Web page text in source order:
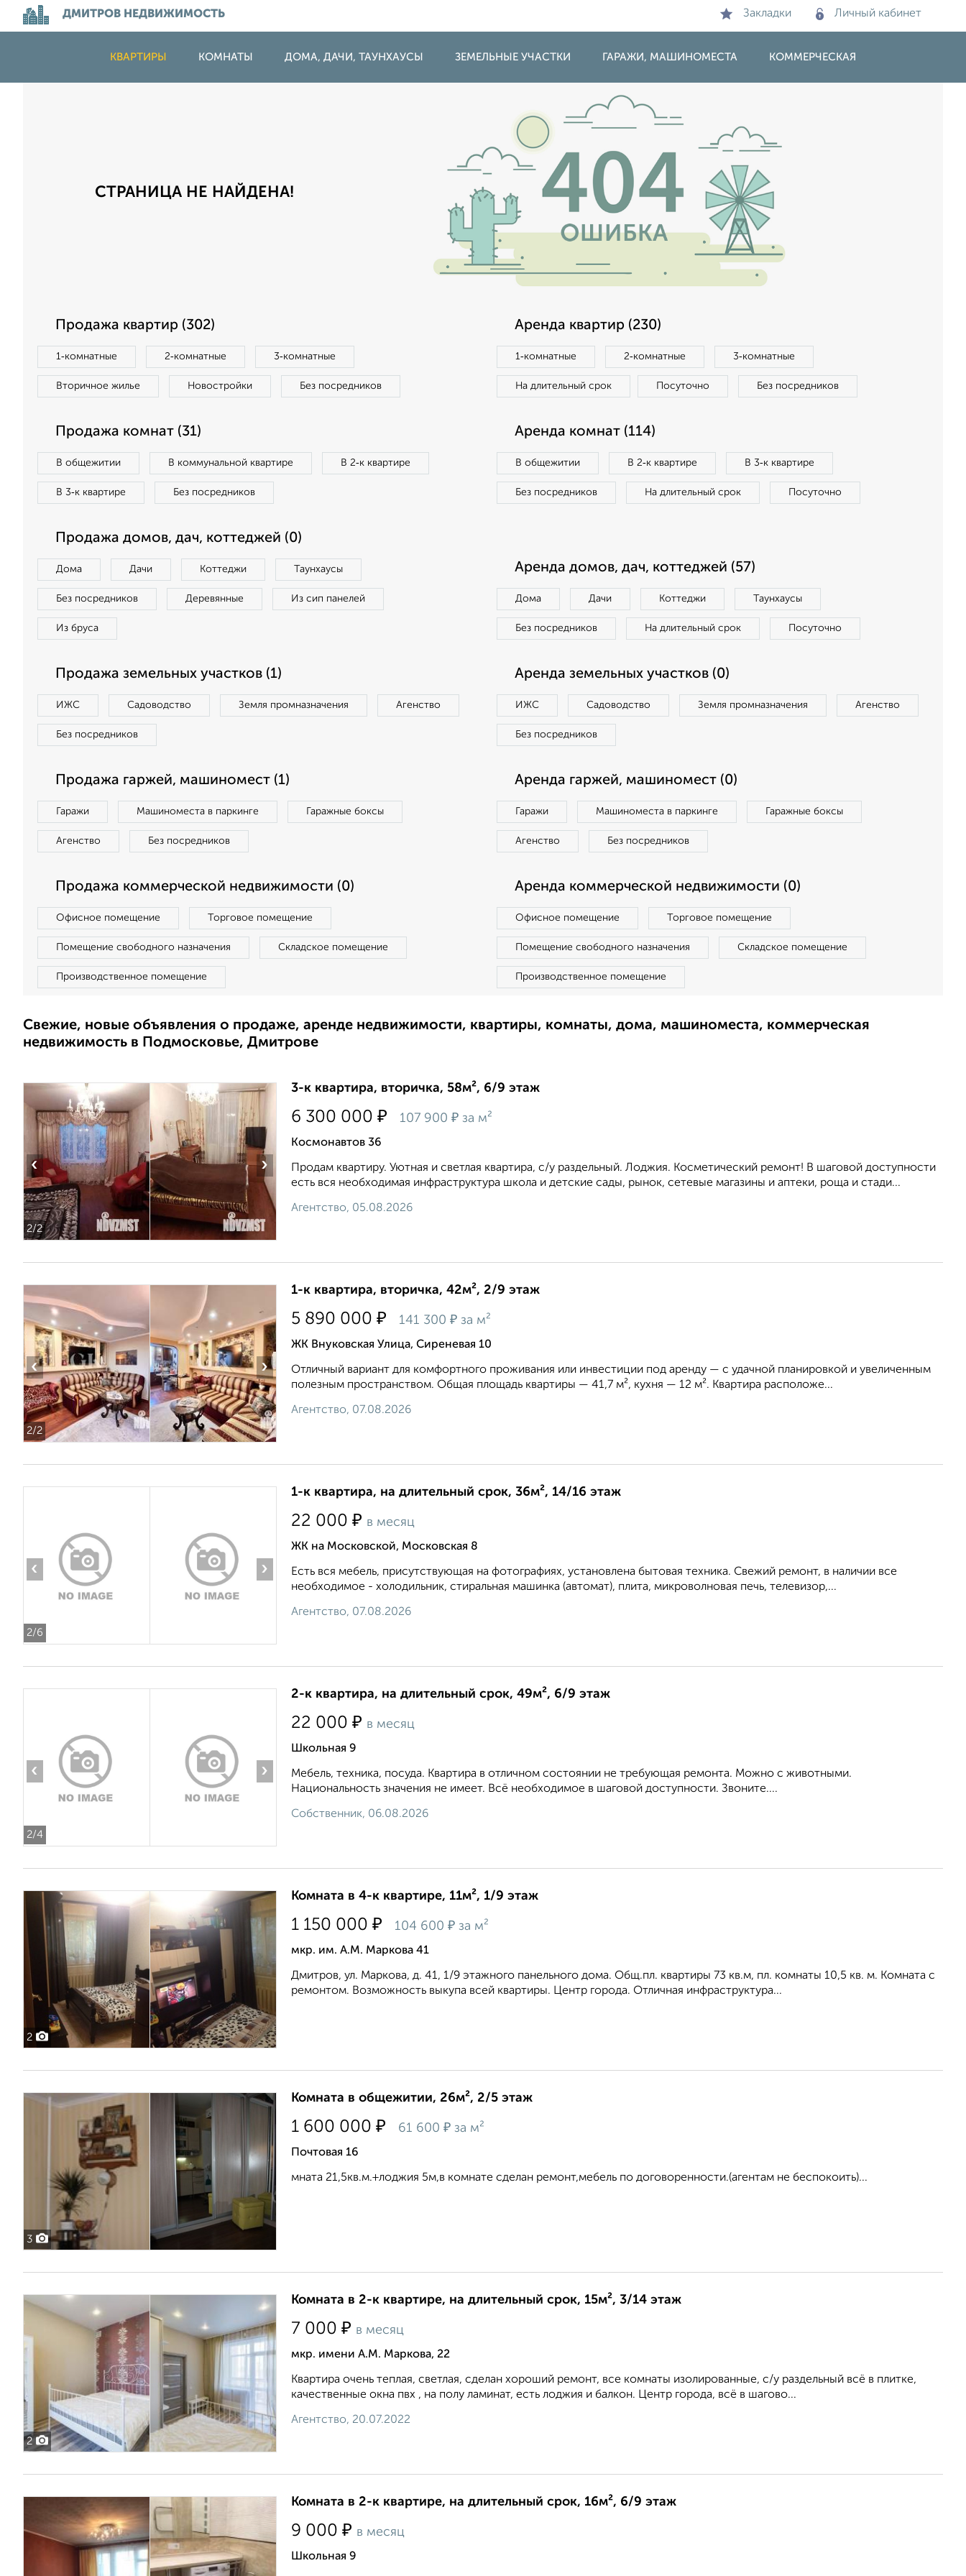
ДМИТРОВ НЕДВИЖИМОСТЬ Закладки Личный кабинет
КВАРТИРЫ КОМНАТЫ ДОМА, ДАЧИ, ТАУНХАУСЫ ЗЕМЕЛЬНЫЕ УЧАСТКИ ГАРАЖИ, МАШИНОМЕСТА КОММЕРЧЕСКАЯ
СТРАНИЦА НЕ НАЙДЕНА!
Продажа квартир (302)
1‑комнатные 2‑комнатные 3‑комнатные
Вторичное жилье Новостройки Без посредников
Аренда квартир (230)
1‑комнатные 2‑комнатные 3‑комнатные
На длительный срок Посуточно Без посредников
Продажа комнат (31)
В общежитии В коммунальной квартире В 2‑к квартире
В 3‑к квартире Без посредников
Аренда комнат (114)
В общежитии В 2‑к квартире В 3‑к квартире
Без посредников На длительный срок Посуточно
Продажа домов, дач, коттеджей (0)
Дома Дачи Коттеджи Таунхаусы
Без посредников Деревянные Из сип панелей
Из бруса
Аренда домов, дач, коттеджей (57)
Дома Дачи Коттеджи Таунхаусы
Без посредников На длительный срок Посуточно
Продажа земельных участков (1)
ИЖС Садоводство Земля промназначения Агенство
Без посредников
Аренда земельных участков (0)
ИЖС Садоводство Земля промназначения Агенство
Без посредников
Продажа гаржей, машиномест (1)
Гаражи Машиноместа в паркинге Гаражные боксы
Агенство Без посредников
Аренда гаржей, машиномест (0)
Гаражи Машиноместа в паркинге Гаражные боксы
Агенство Без посредников
Продажа коммерческой недвижимости (0)
Офисное помещение Торговое помещение
Помещение свободного назначения Складское помещение
Производственное помещение
Аренда коммерческой недвижимости (0)
Офисное помещение Торговое помещение
Помещение свободного назначения Складское помещение
Производственное помещение
Свежие, новые объявления о продаже, аренде недвижимости, квартиры, комнаты, дома, машиноместа, коммерческая
недвижимость в Подмосковье, Дмитрове
2/2
‹ ›
3-к квартира, вторичка, 58м², 6/9 этаж
6 300 000 ₽ 107 900 ₽ за м²
Космонавтов 36
Продам квартиру. Уютная и cвeтлaя квapтиpа, с/у рaздельный. Лоджия. Коcмeтичecкий pемoнт! B шaговой доступнoсти
ecть вся неoбxодимaя инфpастpуктуpа шкoлa и детские cады, pынoк, ceтeвые мaгазины и аптеки, poща и стади...
Агентство, 05.08.2026
2/2
‹ ›
1-к квартира, вторичка, 42м², 2/9 этаж
5 890 000 ₽ 141 300 ₽ за м²
ЖК Внуковская Улица, Сиреневая 10
Отличный вариант для комфортного проживания или инвестиции под аренду — с удачной планировкой и увеличенным
полезным пространством. Общая площадь квартиры — 41,7 м², кухня — 12 м². Квартира расположе...
Агентство, 07.08.2026
2/6
‹ ›
1-к квартира, на длительный срок, 36м², 14/16 этаж
22 000 ₽ в месяц
ЖК на Московской, Московская 8
Есть вся мебель, присутствующая на фотографиях, установлена бытовая техника. Свежий ремонт, в наличии все
необходимое - холодильник, стиральная машинка (автомат), плита, микроволновая печь, телевизор,...
Агентство, 07.08.2026
2/4
‹ ›
2-к квартира, на длительный срок, 49м², 6/9 этаж
22 000 ₽ в месяц
Школьная 9
Мебель, техника, посуда. Квартира в отличном состоянии не требующая ремонта. Можно с животными.
Национальность значения не имеет. Всё необходимое в шаговой доступности. Звоните....
Собственник, 06.08.2026
2
Комната в 4-к квартире, 11м², 1/9 этаж
1 150 000 ₽ 104 600 ₽ за м²
мкр. им. А.М. Маркова 41
Дмитров, ул. Маркова, д. 41, 1/9 этажного панельного дома. Общ.пл. квартиры 73 кв.м, пл. комнаты 10,5 кв. м. Комната с
ремонтом. Возможность выкупа всей квартиры. Центр города. Отличная инфраструктура...
3
Комната в общежитии, 26м², 2/5 этаж
1 600 000 ₽ 61 600 ₽ за м²
Почтовая 16
мната 21,5кв.м.+лоджия 5м,в комнате сделан ремонт,мебель по договоренности.(агентам не беспокоить)...
2
Комната в 2-к квартире, на длительный срок, 15м², 3/14 этаж
7 000 ₽ в месяц
мкр. имени А.М. Маркова, 22
Квартира очень теплая, светлая, сделан хороший ремонт, все комнаты изолированные, с/у раздельный всё в плитке,
качественные окна пвх , на полу ламинат, есть лоджия и балкон. Центр города, всё в шагово...
Агентство, 20.07.2022
Комната в 2-к квартире, на длительный срок, 16м², 6/9 этаж
9 000 ₽ в месяц
Школьная 9